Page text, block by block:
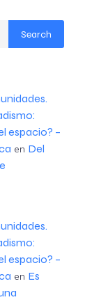
Search
espacio? –
en Del
espacio? –
en Es